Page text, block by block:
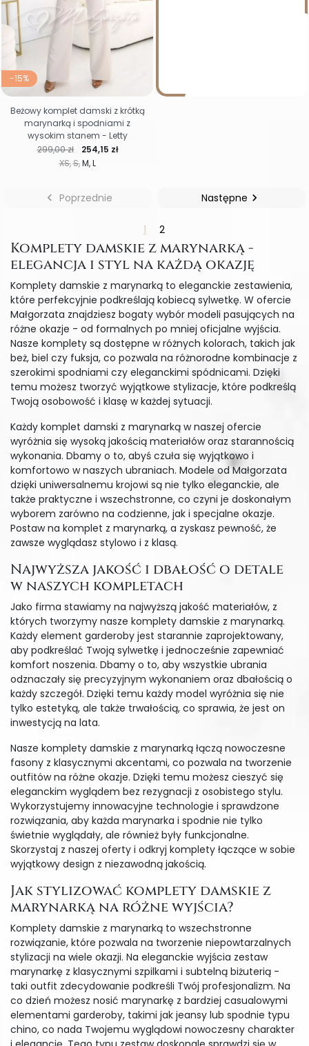
-15%
XS S M L
Cena regularna
299,00 zł Cena
254,15 zł
Beżowy komplet damski z krótką
marynarką i spodniami z
wysokim stanem - Letty
 Poprzednie
1 2
Następne 
Komplety damskie z marynarką -
elegancja i styl na każdą okazję
Komplety damskie z marynarką to eleganckie zestawienia,
które perfekcyjnie podkreślają kobiecą sylwetkę. W ofercie
Małgorzata znajdziesz bogaty wybór modeli pasujących na
różne okazje - od formalnych po mniej oficjalne wyjścia.
Nasze komplety są dostępne w różnych kolorach, takich jak
beż, biel czy fuksja, co pozwala na różnorodne kombinacje z
szerokimi spodniami czy eleganckimi spódnicami. Dzięki
temu możesz tworzyć wyjątkowe stylizacje, które podkreślą
Twoją osobowość i klasę w każdej sytuacji.
Każdy komplet damski z marynarką w naszej ofercie
wyróżnia się wysoką jakością materiałów oraz starannością
wykonania. Dbamy o to, abyś czuła się wyjątkowo i
komfortowo w naszych ubraniach. Modele od Małgorzata
dzięki uniwersalnemu krojowi są nie tylko eleganckie, ale
także praktyczne i wszechstronne, co czyni je doskonałym
wyborem zarówno na codzienne, jak i specjalne okazje.
Postaw na komplet z marynarką, a zyskasz pewność, że
zawsze wyglądasz stylowo i z klasą.
Najwyższa jakość i dbałość o detale
w naszych kompletach
Jako firma stawiamy na najwyższą jakość materiałów, z
których tworzymy nasze komplety damskie z marynarką.
Każdy element garderoby jest starannie zaprojektowany,
aby podkreślać Twoją sylwetkę i jednocześnie zapewniać
komfort noszenia. Dbamy o to, aby wszystkie ubrania
odznaczały się precyzyjnym wykonaniem oraz dbałością o
każdy szczegół. Dzięki temu każdy model wyróżnia się nie
tylko estetyką, ale także trwałością, co sprawia, że jest on
inwestycją na lata.
Nasze komplety damskie z marynarką łączą nowoczesne
fasony z klasycznymi akcentami, co pozwala na tworzenie
outfitów na różne okazje. Dzięki temu możesz cieszyć się
eleganckim wyglądem bez rezygnacji z osobistego stylu.
Wykorzystujemy innowacyjne technologie i sprawdzone
rozwiązania, aby każda marynarka i spodnie nie tylko
świetnie wyglądały, ale również były funkcjonalne.
Skorzystaj z naszej oferty i odkryj komplety łączące w sobie
wyjątkowy design z niezawodną jakością.
Jak stylizować komplety damskie z
marynarką na różne wyjścia?
Komplety damskie z marynarką to wszechstronne
rozwiązanie, które pozwala na tworzenie niepowtarzalnych
stylizacji na wiele okazji. Na eleganckie wyjścia zestaw
marynarkę z klasycznymi szpilkami i subtelną biżuterią -
taki outfit zdecydowanie podkreśli Twój profesjonalizm. Na
co dzień możesz nosić marynarkę z bardziej casualowymi
elementami garderoby, takimi jak jeansy lub spodnie typu
chino, co nada Twojemu wyglądowi nowoczesny charakter